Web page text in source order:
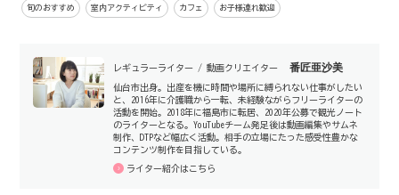
旬のおすすめ 室内アクティビティ カフェ お子様連れ歓迎
レギュラーライター / 動画クリエイター 番匠亜沙美
仙台市出身。出産を機に時間や場所に縛られない仕事がしたい
と、2016年に介護職から一転、未経験ながらフリーライターの
活動を開始。2018年に福島市に転居、2020年公募で観光ノート
のライターとなる。YouTubeチーム発足後は動画編集やサムネ
制作、DTPなど幅広く活動。相手の立場にたった感受性豊かな
コンテンツ制作を目指している。
ライター紹介はこちら